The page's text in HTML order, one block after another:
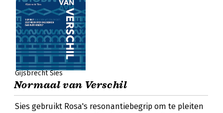
Gijsbrecht Sies
Normaal van Verschil
Sies gebruikt Rosa's resonantiebegrip om te pleiten